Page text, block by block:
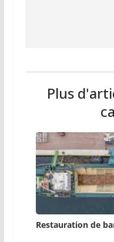
Plus
Restauration de